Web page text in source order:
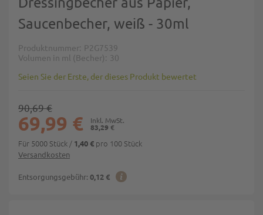
Saucenbecher, weiß - 30ml
Produktnummer P2G7539
Volumen in ml (Becher)
30
Seien Sie der Erste, der dieses Produkt bewertet
Versandkosten
Entsorgungsgebühr: 0,12 €
83,29 €
69,99 €
90,69 €
Für 5000 Stück / 1,40 € pro 100 Stück